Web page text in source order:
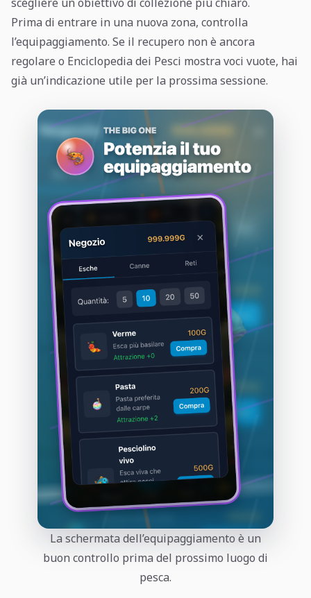
Prima di entrare in una nuova zona, controlla
l’equipaggiamento. Se il recupero non è ancora
regolare o Enciclopedia dei Pesci mostra voci vuote, hai
già un’indicazione utile per la prossima sessione.
La schermata dell’equipaggiamento è un
buon controllo prima del prossimo luogo di
pesca.